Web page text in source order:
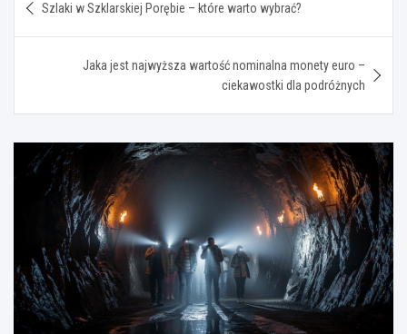
wpisu
Szlaki w Szklarskiej Porębie – które warto wybrać?
Jaka jest najwyższa wartość nominalna monety euro –
ciekawostki dla podróżnych